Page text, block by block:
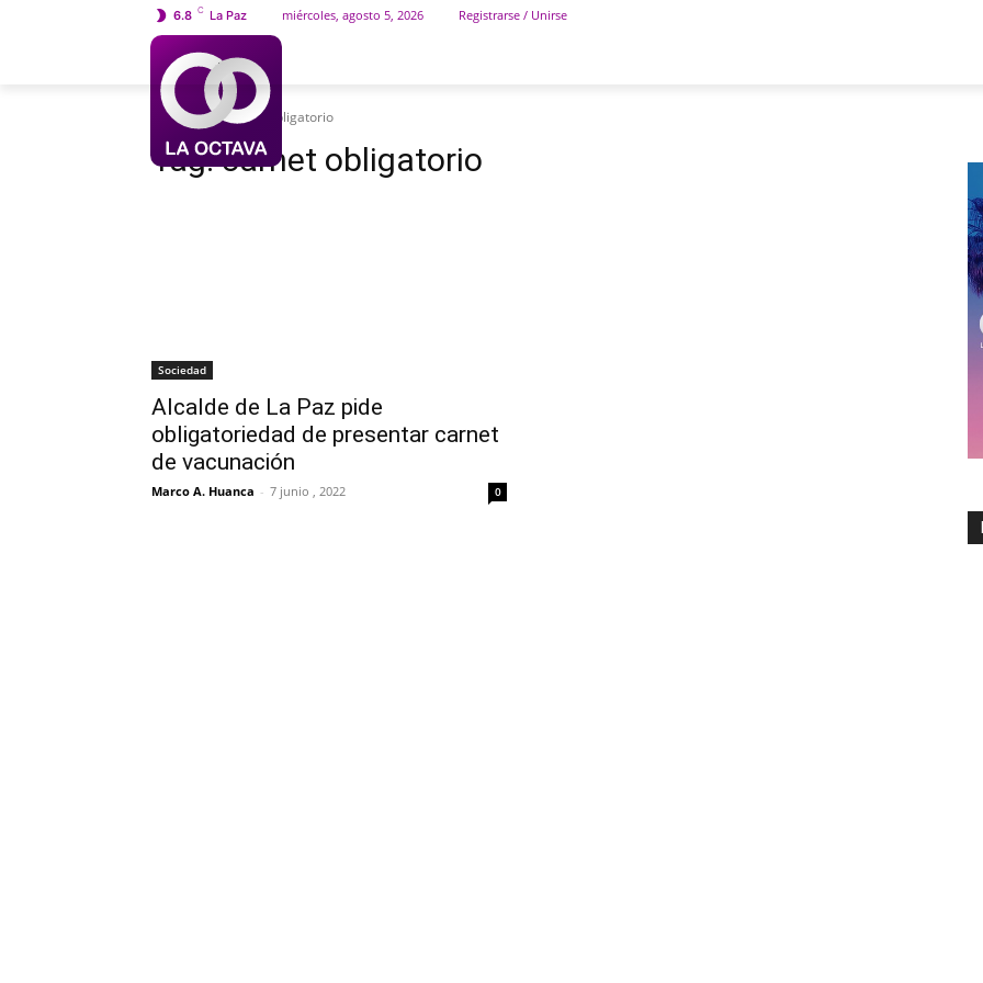
6.8 C La Paz miércoles, agosto 5, 2026 Registrarse / Unirse
Etiquetas Carnet obligatorio
Tag:carnet obligatorio
Sociedad
Alcalde de La Paz pide
obligatoriedad de presentar carnet
de vacunación
Marco A. Huanca - 7 junio , 2022 0